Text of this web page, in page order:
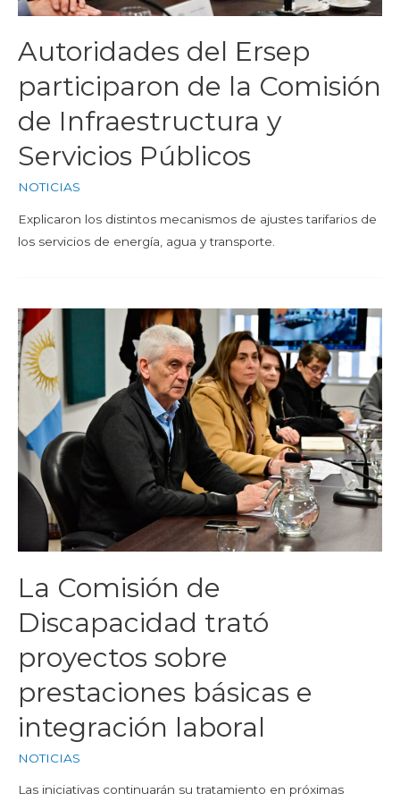
Autoridades del Ersep
participaron de la Comisión
de Infraestructura y
Servicios Públicos
NOTICIAS
Explicaron los distintos mecanismos de ajustes tarifarios de
los servicios de energía, agua y transporte.
La Comisión de
Discapacidad trató
proyectos sobre
prestaciones básicas e
integración laboral
NOTICIAS
Las iniciativas continuarán su tratamiento en próximas